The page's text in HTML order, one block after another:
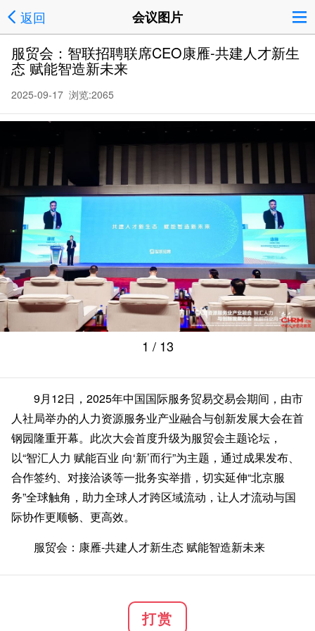
返回 会议图片
服贸会：智联招聘联席CEO康雁-共建人才新生
态 赋能智造新未来
2025-09-17 浏览:2065
1 / 13
9月12日，2025年中国国际服务贸易交易会期间，由市
人社局举办的人力资源服务业产业融合与创新发展大会在首
钢园隆重开幕。此次大会首度升级为服贸会主题论坛，
以“智汇人力 赋能百业 向‘新’而行”为主题，通过成果发布、
合作签约、对接洽谈等一批务实举措，切实延伸“北京服
务”全球触角，助力全球人才跨区域流动，让人才流动与国
际协作更顺畅、更高效。
服贸会：康雁-共建人才新生态 赋能智造新未来
打赏